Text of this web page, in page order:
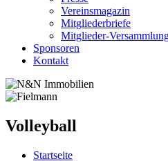
Vereinsmagazin
Mitgliederbriefe
Mitglieder-
Sponsoren
Kontakt
Volleyball
Startseite